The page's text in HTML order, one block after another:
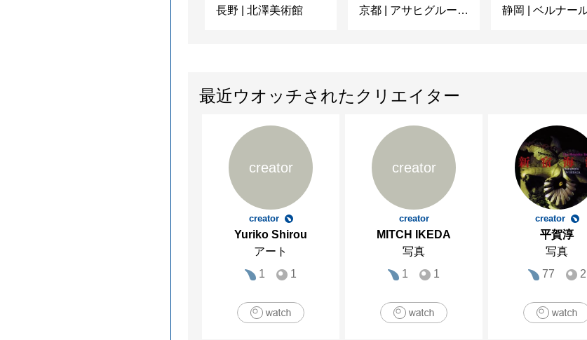
長野
北澤美術館
京都
アサヒグループ大山崎山荘美術館
静岡
ベルナール・ビュフェ
最近ウオッチされたクリエイター
creator
creator
Yuriko Shirou
アート
1
1
creator
creator
MITCH IKEDA
写真
1
1
creator
平賀淳
写真
77
2